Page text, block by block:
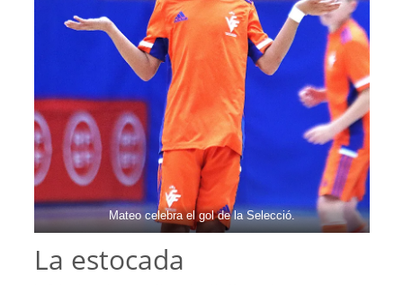
Mateo celebra el gol de la Selecció.
La estocada